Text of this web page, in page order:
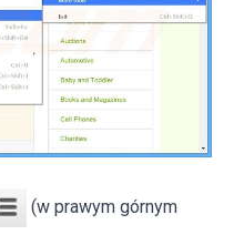
(w prawym górnym